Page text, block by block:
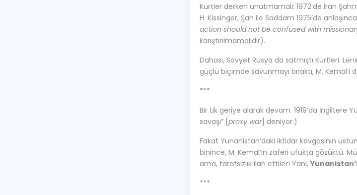
Kürtler derken unutmamalı: 1972’de İran
H. Kissinger, Şah ile Saddam 1975’de
action should not be confused with
karıştırılmamalıdır).
Dahası, Sovyet Rusya da satmıştı Kürtleri.
güçlü biçimde savunmayı bıraktı, M.
***
Bir tık geriye alarak devam. 1919’da İngiltere
savaşı” [ proxy war] deniyor.)
Fakat Yunanistan’daki iktidar kavgasının
binince, M. Kemal’in zaferi ufukta gözüktü.
ama, tarafsızlık ilan ettiler! Yani,
***